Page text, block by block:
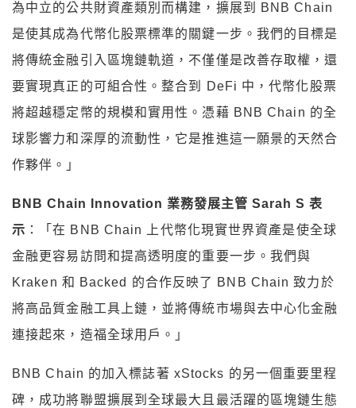
為中立的公共財資產類別而構建，擴展到 BNB Chain
是使其成為代幣化股票標準的關鍵一步。我們的目標是
將傳統金融引入區塊鏈軌道，不僅僅是改善存取權，還
要實現真正的可組合性。整合到 DeFi 中，代幣化股票
將超越穩定幣的規模和實用性。憑藉 BNB Chain 的全
球影響力和深厚的流動性，它是推進這一願景的天然合
作夥伴。」
BNB Chain Innovation 業務發展主管 Sarah S 表
示 ：「在 BNB Chain 上代幣化現實世界資產是使全球
金融更容易訪問和提高透明度的重要一步。我們與
Kraken 和 Backed 的合作反映了 BNB Chain 致力於
將高品質金融工具上鏈，並將傳統市場與去中心化金融
連接起來，造福全球用戶。」
BNB Chain 的加入標誌著 xStocks 的另一個重要里程
碑，成功將聯盟擴展到全球最大且最活躍的區塊鏈生態